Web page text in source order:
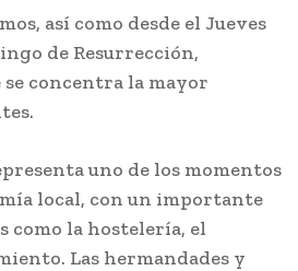
así como desde el Jueves
de Resurrección,
se concentra la mayor
uno de los momentos
local, con un importante
como la hostelería, el
Las hermandades y